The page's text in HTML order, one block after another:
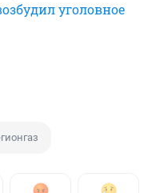
уголовное